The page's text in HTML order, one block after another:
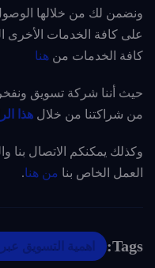
ونضمن لك من خلالها
على كافة الخدمات الأخرى
كافة الخدمات من هنا
حيث أننا شركة تسويق
من شراكتنا من خلال هذا
وكذلك يمكنكم الاتصال بنا
العمل الخاص بنا من هنا.
Tags: اهمية التسويق عبر